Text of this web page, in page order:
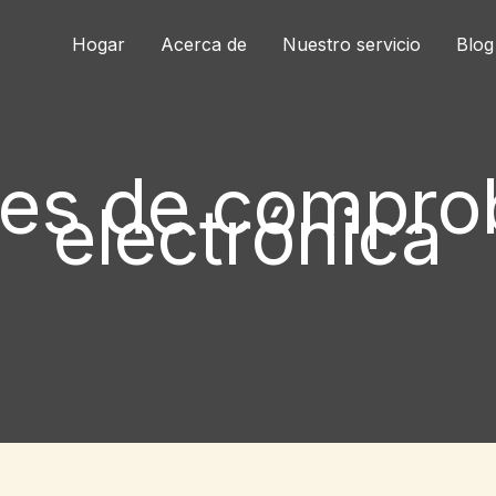
Hogar Acerca de Nuestro servicio Blog
de
electrónica